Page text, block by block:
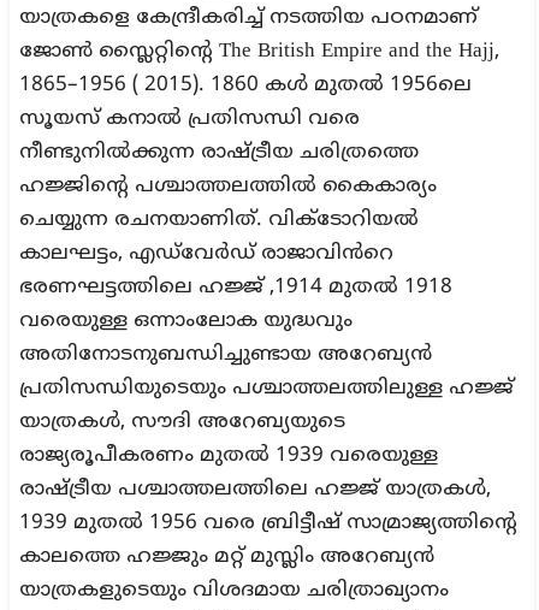
യാത്രകളെ കേന്ദ്രീകരിച്ച് നടത്തിയ പഠനമാണ്
ജോൺ സ്ലൈറ്റിന്റെ The British Empire and the Hajj,
1865–1956 ( 2015). 1860 കൾ മുതൽ 1956ലെ
സൂയസ് കനാൽ പ്രതിസന്ധി വരെ
നീണ്ടുനിൽക്കുന്ന രാഷ്ട്രീയ ചരിത്രത്തെ
ഹജ്ജിന്റെ പശ്ചാത്തലത്തിൽ കൈകാര്യം
ചെയ്യുന്ന രചനയാണിത്. വിക്ടോറിയൽ
കാലഘട്ടം, എഡ്‌വേർഡ് രാജാവിൻറെ
ഭരണഘട്ടത്തിലെ ഹജ്ജ് ,1914 മുതൽ 1918
വരെയുള്ള ഒന്നാംലോക യുദ്ധവും
അതിനോടനുബന്ധിച്ചുണ്ടായ അറേബ്യൻ
പ്രതിസന്ധിയുടെയും പശ്ചാത്തലത്തിലുള്ള ഹജ്ജ്
യാത്രകൾ, സൗദി അറേബ്യയുടെ
രാജ്യരൂപീകരണം മുതൽ 1939 വരെയുള്ള
രാഷ്ട്രീയ പശ്ചാത്തലത്തിലെ ഹജ്ജ് യാത്രകൾ,
1939 മുതൽ 1956 വരെ ബ്രിട്ടീഷ് സാമ്രാജ്യത്തിന്റെ
കാലത്തെ ഹജ്ജും മറ്റ് മുസ്ലിം അറേബ്യൻ
യാത്രകളുടെയും വിശദമായ ചരിത്രാഖ്യാനം